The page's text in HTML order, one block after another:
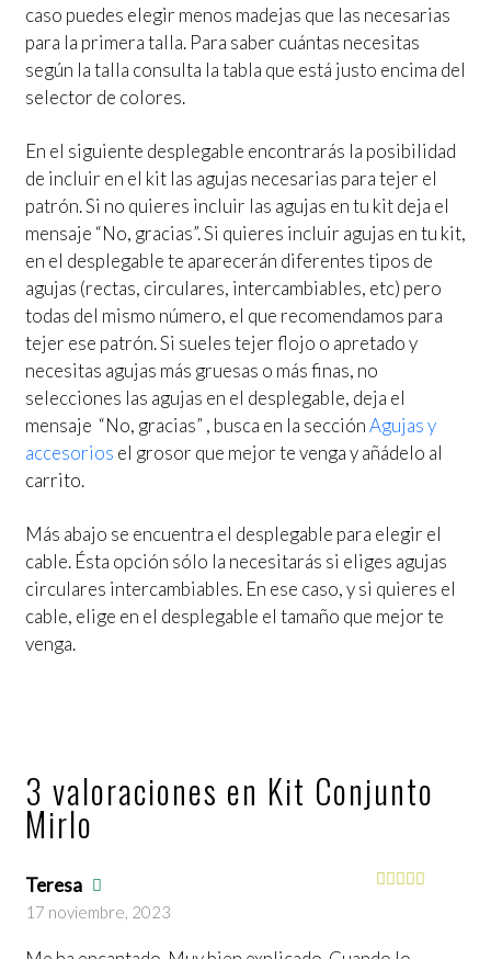
caso puedes elegir menos madejas que las necesarias
para la primera talla. Para saber cuántas necesitas
según la talla consulta la tabla que está justo encima del
selector de colores.
En el siguiente desplegable encontrarás la posibilidad
de incluir en el kit las agujas necesarias para tejer el
patrón. Si no quieres incluir las agujas en tu kit deja el
mensaje “No, gracias”. Si quieres incluir agujas en tu kit,
en el desplegable te aparecerán diferentes tipos de
agujas (rectas, circulares, intercambiables, etc) pero
todas del mismo número, el que recomendamos para
tejer ese patrón. Si sueles tejer flojo o apretado y
necesitas agujas más gruesas o más finas, no
selecciones las agujas en el desplegable, deja el
mensaje “No, gracias” , busca en la secciónAgujas y
accesorios el grosor que mejor te venga y añádelo al
carrito.
Más abajo se encuentra el desplegable para elegir el
cable. Ésta opción sólo la necesitarás si eliges agujas
circulares intercambiables. En ese caso, y si quieres el
cable, elige en el desplegable el tamaño que mejor te
venga.
3 valoraciones en Kit Conjunto
Mirlo
Teresa
17 noviembre, 2023